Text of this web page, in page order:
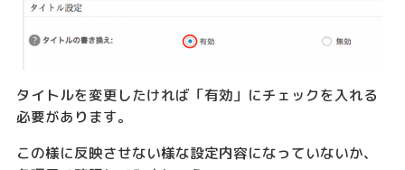
タイトルを変更したければ「有効」にチェックを入れる
必要があります。
この様に反映させない様な設定内容になっていないか、